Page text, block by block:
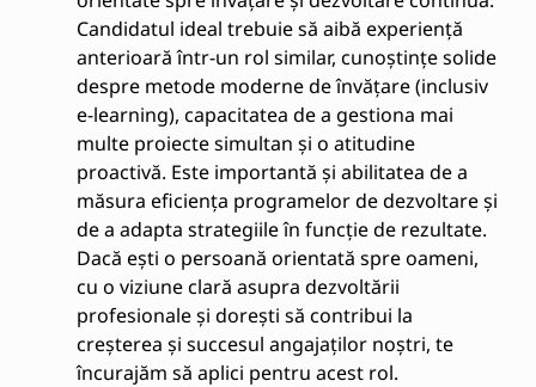
Candidatul ideal trebuie să aibă experiență
anterioară într-un rol similar, cunoștințe solide
despre metode moderne de învățare (inclusiv
e-learning), capacitatea de a gestiona mai
multe proiecte simultan și o atitudine
proactivă. Este importantă și abilitatea de a
măsura eficiența programelor de dezvoltare și
de a adapta strategiile în funcție de rezultate.
Dacă ești o persoană orientată spre oameni,
cu o viziune clară asupra dezvoltării
profesionale și dorești să contribui la
creșterea și succesul angajaților noștri, te
încurajăm să aplici pentru acest rol.